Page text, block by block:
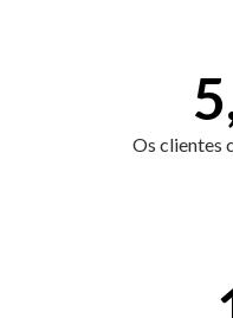
Os clientes